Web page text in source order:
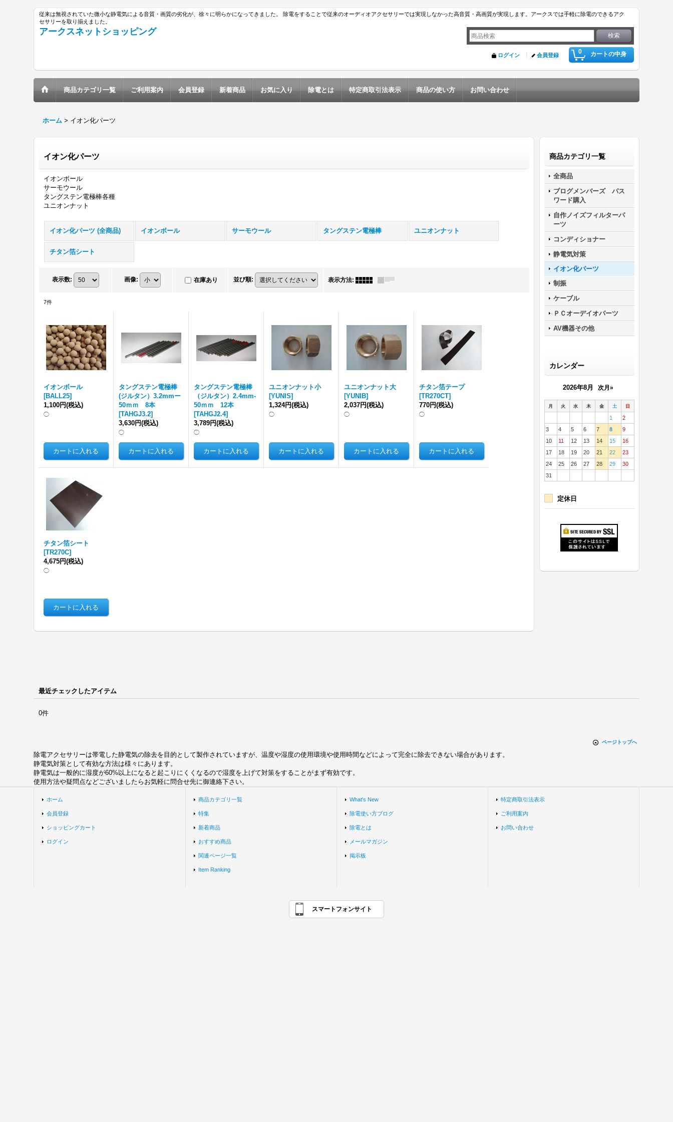
従来は無視されていた微小な静電気による音質・画質の劣化が、徐々に明らかになってきました。 除電をすることで従来のオーディオアクセサリーでは実現しなかった高音質・高画質が実現します。アークスでは手軽に除電のできるアク
セサリーを取り揃えました。
アークスネットショッピング
0 カートの中身
ログイン 会員登録
商品カテゴリ一覧 ご利用案内 会員登録 新着商品 お気に入り 除電とは 特定商取引法表示 商品の使い方 お問い合わせ
ホーム > イオン化パーツ
商品カテゴリ一覧
全商品
ブログメンバーズ パス
ワード購入
自作ノイズフィルターパ
ーツ
コンディショナー
静電気対策
イオン化パーツ
制振
ケーブル
ＰＣオーデイオパーツ
AV機器その他
カレンダー
2026年8月 次月»
月 火 水 木 金 土 日
1
2
3
4 5 6 7 8
9
10
11 12 13 14 15
16
17
18 19 20 21 22
23
24
25 26 27 28 29
30
31
定休日
イオン化パーツ
イオンボール
サーモウール
タングステン電極棒各種
ユニオンナット
イオン化パーツ (全商品) イオンボール サーモウール タングステン電極棒 ユニオンナット
チタン箔シート
表示数: 画像: 在庫あり 並び順: 表示方法:
7件
イオンボール
[BALL25]
1,100円(税込)
◯
タングステン電極棒
(ジルタン）3.2mmー
50ｍｍ 8本
[TAHGJ3.2]
3,630円(税込)
◯
タングステン電極棒
（ジルタン）2.4mm-
50ｍｍ 12本
[TAHGJ2.4]
3,789円(税込)
◯
ユニオンナット小
[YUNIS]
1,324円(税込)
◯
ユニオンナット大
[YUNIB]
2,037円(税込)
◯
チタン箔テープ
[TR270CT]
770円(税込)
◯
チタン箔シート
[TR270C]
4,675円(税込)
◯
最近チェックしたアイテム
0件
ページトップへ
除電アクセサリーは帯電した静電気の除去を目的として製作されていますが、温度や湿度の使用環境や使用時間などによって完全に除去できない場合があります。
静電気対策として有効な方法は様々にあります。
静電気は一般的に湿度が60%以上になると起こりにくくなるので湿度を上げて対策をすることがまず有効です。
使用方法や疑問点などございましたらお気軽に問合せ先に御連絡下さい。
ホーム
会員登録
ショッピングカート
ログイン
商品カテゴリ一覧
特集
新着商品
おすすめ商品
関連ページ一覧
Item Ranking
What's New
除電使い方ブログ
除電とは
メールマガジン
掲示板
特定商取引法表示
ご利用案内
お問い合わせ
スマートフォンサイト